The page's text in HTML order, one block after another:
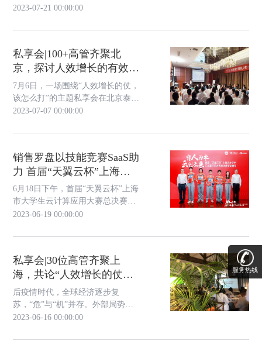
服务热线
客户的赢单率？如何提高销售人均
大化？如何实现销售团队的高效管
业销售人效提升战略”的专题讨论
会，7月21日在北京举行
2023-07-21 00:00:00
私享会|100+高管齐聚北
京，探讨人效增长的有效路
径
7月6日，一场围绕“人效增长的仗，
该怎么打”的主题私享会在北京泰山
饭店举行。本次私享会邀请了来自
等行业的100多位创始人、CE0和营
©创始人夏凯老师一起展开研讨。
2023-07-07 00:00:00
销售罗盘以技能竞赛SaaS助
力 首届“天翼云杯”上海市
大学生云计算应用大赛圆满
收官
6月18日下午，首届“天翼云杯”上海
市大学生云计算应用大赛总决赛在
上海大学宝山校区召开，来自沪上
赛。销售罗盘作为大赛技术支撑单
支撑。
2023-06-19 00:00:00
私享会|30位高管齐聚上
海，共论“人效增长的仗，
该怎么打？”
后疫情时代，全球经济逐步复
苏，“危”与“机”并存。外部局势巨
变，市场捉摸不定；整体竞争加
变，决策愈加谨慎。那么，如何实
2023-06-16 00:00:00